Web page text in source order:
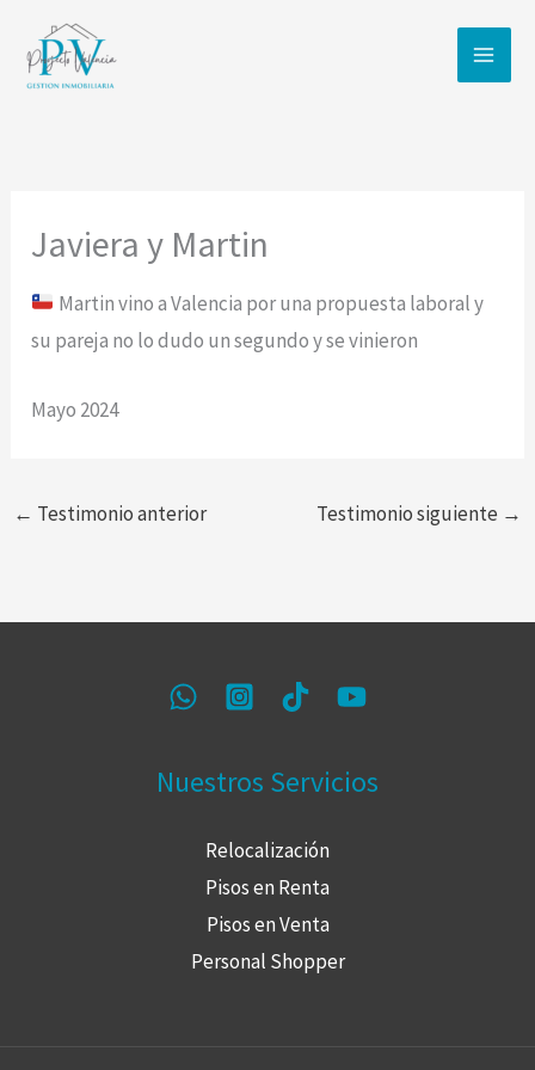
contenido
Javiera y Martin
Martin vino a Valencia por una propuesta laboral y
su pareja no lo dudo un segundo y se vinieron
Mayo 2024
← Testimonio anterior Testimonio siguiente →
Nuestros Servicios
Relocalización
Pisos en Renta
Pisos en Venta
Personal Shopper